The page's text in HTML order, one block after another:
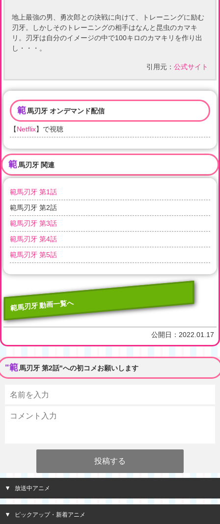
地上最強の男、勇次郎との決戦に向けて、トレーニングに励む
刃牙。しかしそのトレーニングの相手はなんと昆虫のカマキ
リ。刃牙は自分のイメージの中で100キロのカマキリを作り出
し・・・。
引用元： 公式サイト
範馬刃牙 オンデマンド配信
【Netflix】で視聴
範馬刃牙 関連
範馬刃牙 第1話
範馬刃牙 第2話
範馬刃牙 第3話
範馬刃牙 第4話
範馬刃牙 第5話
範馬刃牙 動画一覧へ
公開日： 2022.01.17
"範馬刃牙 第2話"への初コメお願いします
放送中アニメ
ピックアップ・新着アニメ